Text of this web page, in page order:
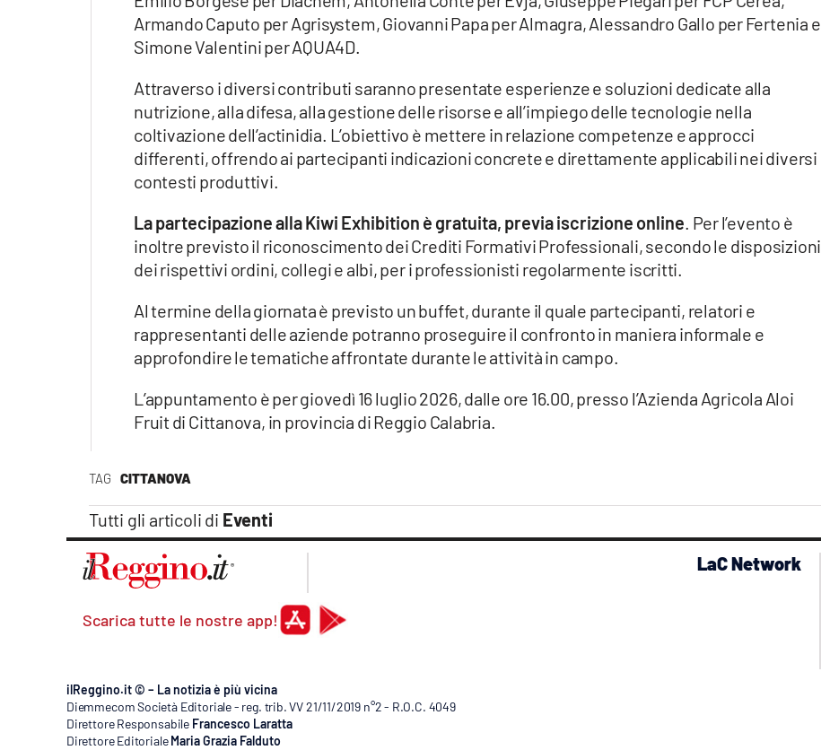
TAG CITTANOVA
Tutti gli articoli di Eventi
Armando Caputo per Agrisystem, Giovanni Papa per Almagra, Alessandro Gallo per Fertenia e
Simone Valentini per AQUA4D.
Attraverso i diversi contributi saranno presentate esperienze e soluzioni dedicate alla
nutrizione, alla difesa, alla gestione delle risorse e all’impiego delle tecnologie nella
coltivazione dell’actinidia. L’obiettivo è mettere in relazione competenze e approcci
differenti, offrendo ai partecipanti indicazioni concrete e direttamente applicabili nei diversi
contesti produttivi.
La partecipazione alla Kiwi Exhibition è gratuita, previa iscrizione online. Per l’evento è
inoltre previsto il riconoscimento dei Crediti Formativi Professionali, secondo le disposizioni
dei rispettivi ordini, collegi e albi, per i professionisti regolarmente iscritti.
Al termine della giornata è previsto un buffet, durante il quale partecipanti, relatori e
rappresentanti delle aziende potranno proseguire il confronto in maniera informale e
approfondire le tematiche affrontate durante le attività in campo.
L’appuntamento è per giovedì 16 luglio 2026, dalle ore 16.00, presso l’Azienda Agricola Aloi
Fruit di Cittanova, in provincia di Reggio Calabria.
Scarica tutte le nostre app!
LaC Network
ilReggino.it © – La notizia è più vicina
Diemmecom Società Editoriale - reg. trib. VV 21/11/2019 n°2 - R.O.C. 4049
Direttore Responsabile Francesco Laratta
Direttore Editoriale Maria Grazia Falduto